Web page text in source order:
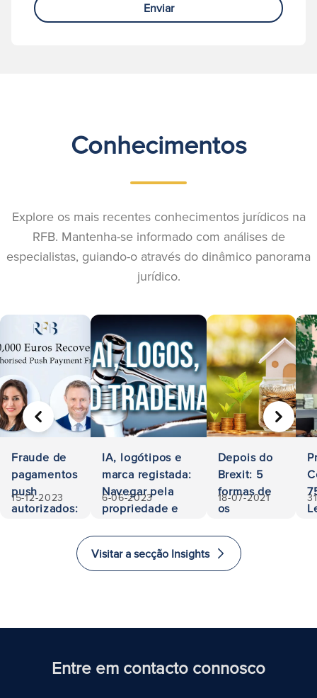
Enviar
Conhecimentos
Explore os mais recentes conhecimentos jurídicos na
RFB. Mantenha-se informado com análises de
especialistas, guiando-o através do dinâmico panorama
jurídico.
Fraude de
pagamentos
push
autorizados:
recuperados
15-12-2023
IA, logótipos e
marca registada:
Navegar pela
propriedade e
6-06-2023
Depois do
Brexit: 5
formas de
os
investirem
e imigrarem
para o
18-07-2021
ANTERIOR
Visitar a secção Insights
Entre em contacto connosco